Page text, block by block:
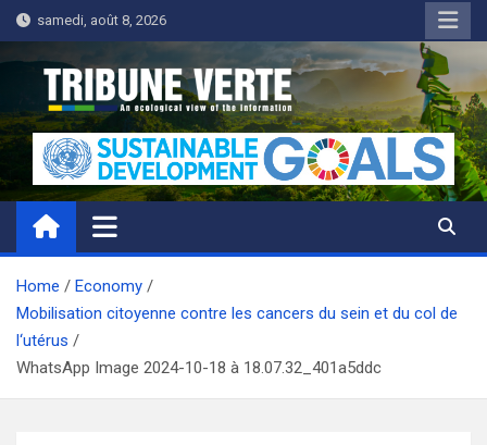
Skip
to
content
samedi, août 8, 2026
Tribune Verte
Un regard écologique de l'information
Home
Economy
Mobilisation citoyenne contre les cancers du sein et du col de
l‘utérus
WhatsApp Image 2024-10-18 à 18.07.32_401a5ddc